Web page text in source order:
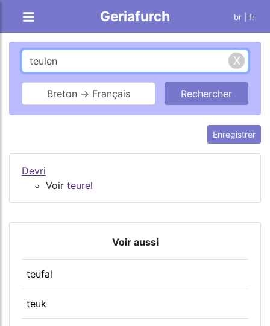
Geriafurch br | fr
Breton → Français
Enregistrer
Devri
Voir teurel
Voir aussi
teufal
teuk